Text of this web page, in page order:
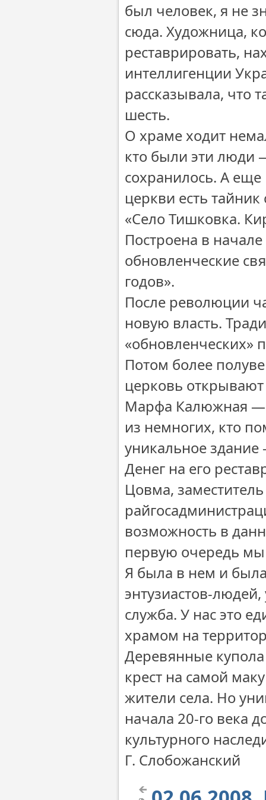
был человек, я не
сюда. Художница,
реставрировать,
интеллигенции
рассказывала, что
шесть.
О храме ходит
кто были эти люди
сохранилось. А
церкви есть
«Село Тишковка.
Построена в
обновленческие
годов».
После революции
новую власть.
«обновленческих»
Потом более
церковь открывают
Марфа Калюжная —
из немногих, кто
уникальное
Денег на его
Цовма,
возможность в
первую очередь
Я была в нем и
энтузиастов-
служба. У нас это
храмом на
Деревянные
крест на самой
жители села. Но
начала 20-го века
культурного
Г. Слобожанский